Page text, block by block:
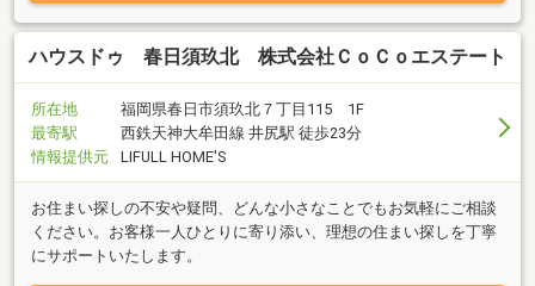
ハウスドゥ 春日須玖北 株式会社ＣｏＣｏエステート
所在地
福岡県春日市須玖北７丁目115 1F
最寄駅
西鉄天神大牟田線 井尻駅 徒歩23分
情報提供元
LIFULL HOME'S
お住まい探しの不安や疑問、どんな小さなことでもお気軽にご相談
ください。お客様一人ひとりに寄り添い、理想の住まい探しを丁寧
にサポートいたします。